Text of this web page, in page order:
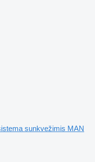
sunkvežimis MAN